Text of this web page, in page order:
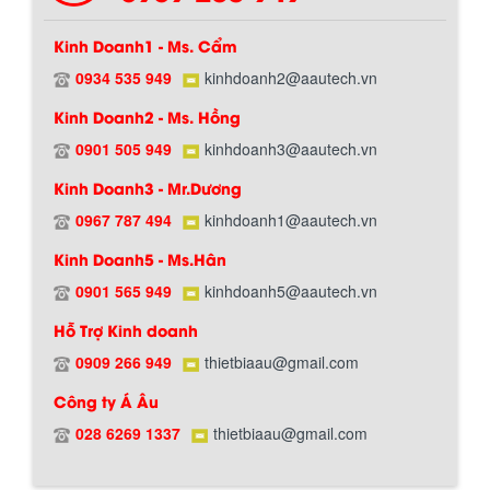
Kinh Doanh1 - Ms. Cẩm
0934 535 949 kinhdoanh2@aautech.vn
Kinh Doanh2 - Ms. Hồng
0901 505 949 kinhdoanh3@aautech.vn
Kinh Doanh3 - Mr.Dương
0967 787 494 kinhdoanh1@aautech.vn
Kinh Doanh5 - Ms.Hân
0901 565 949 kinhdoanh5@aautech.vn
Hỗ Trợ Kinh doanh
0909 266 949 thietbiaau@gmail.com
Công ty Á Âu
028 6269 1337 thietbiaau@gmail.com
Chính sách giao hàng
Bồn chứa giải nhiệt sơn, mực in có cấu
tạo gồm 2 lớp inox và được dùng để
làm giảm nhiệt độ của nguyên...
xoay đảo thuận nghịch. Vật liệu...